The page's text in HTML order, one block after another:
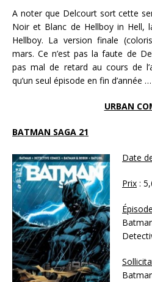
A noter que Delcourt sort cette
Noir et Blanc de Hellboy in Hell,
Hellboy. La version finale
mars. Ce n’est pas la faute de
pas mal de retard au cours de
qu’un seul épisode en fin d’année …
URBAN
BATMAN SAGA 21
Date
Prix :